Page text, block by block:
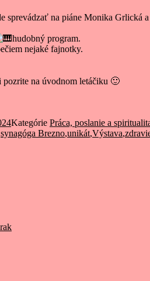
sprevádzať na piáne Monika Grlická
hudobný program.
nejaké fajnotky.
na úvodnom letáčiku 🙂
Kategórie Práca, poslanie a
synagóga Brezno,unikát,Výstava,